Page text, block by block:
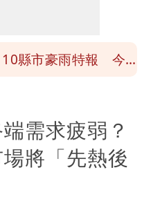
發財的口號
10縣市豪雨特報 今
需求疲弱？
將「先熱後